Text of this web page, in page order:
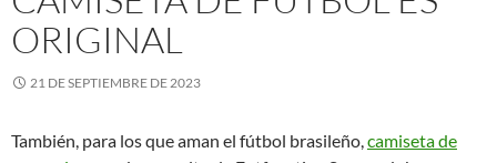
ORIGINAL
21 DE SEPTIEMBRE DE 2023
También, para los que aman el fútbol brasileño,camiseta de